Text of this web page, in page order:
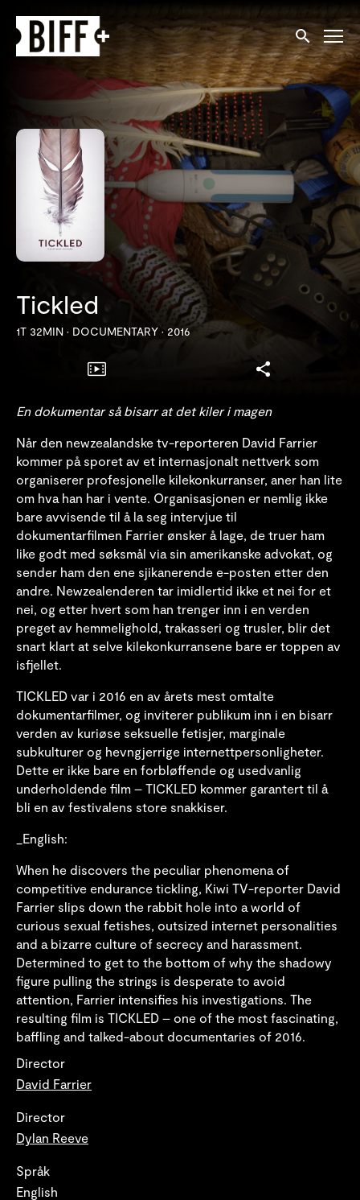
Tilgjengelighetslenker
Søk
Tickled
1T 32MIN • DOCUMENTARY • 2016
En dokumentar så bisarr at det kiler i magen
Når den newzealandske tv-reporteren David Farrier
kommer på sporet av et internasjonalt nettverk som
organiserer profesjonelle kilekonkurranser, aner han lite
om hva han har i vente. Organisasjonen er nemlig ikke
bare avvisende til å la seg intervjue til
dokumentarfilmen Farrier ønsker å lage, de truer ham
like godt med søksmål via sin amerikanske advokat, og
sender ham den ene sjikanerende e-posten etter den
andre. Newzealenderen tar imidlertid ikke et nei for et
nei, og etter hvert som han trenger inn i en verden
preget av hemmelighold, trakasseri og trusler, blir det
snart klart at selve kilekonkurransene bare er toppen av
isfjellet.
TICKLED var i 2016 en av årets mest omtalte
dokumentarfilmer, og inviterer publikum inn i en bisarr
verden av kuriøse seksuelle fetisjer, marginale
subkulturer og hevngjerrige internettpersonligheter.
Dette er ikke bare en forbløffende og usedvanlig
underholdende film – TICKLED kommer garantert til å
bli en av festivalens store snakkiser.
_English:
When he discovers the peculiar phenomena of
competitive endurance tickling, Kiwi TV-reporter David
Farrier slips down the rabbit hole into a world of
curious sexual fetishes, outsized internet personalities
and a bizarre culture of secrecy and harassment.
Determined to get to the bottom of why the shadowy
figure pulling the strings is desperate to avoid
attention, Farrier intensifies his investigations. The
resulting film is TICKLED – one of the most fascinating,
baffling and talked-about documentaries of 2016.
Director
David Farrier
Director
Dylan Reeve
Språk
English